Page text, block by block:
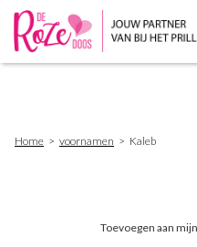
Home voornamen Kaleb
Toevoegen aan